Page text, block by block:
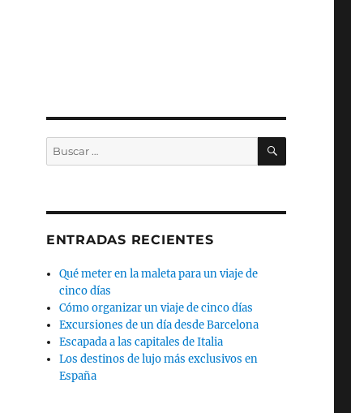
Buscar
por:
BUSCAR
ENTRADAS RECIENTES
Qué meter en la maleta para un viaje de
cinco días
Cómo organizar un viaje de cinco días
Excursiones de un día desde Barcelona
Escapada a las capitales de Italia
Los destinos de lujo más exclusivos en
España